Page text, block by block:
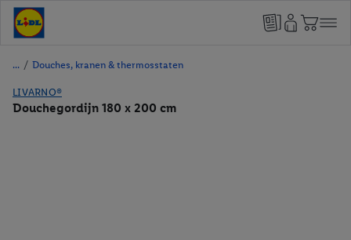
/ Douches, kranen & thermosstaten
LIVARNO®
Douchegordijn 180 x 200 cm